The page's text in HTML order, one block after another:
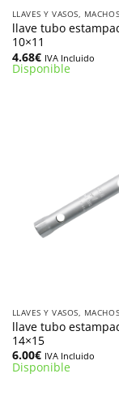
LLAVES Y VASOS,
llave tubo
10×11
4.68€ IVA Incluido
Disponible
LLAVES Y VASOS,
llave tubo
14×15
6.00€ IVA Incluido
Disponible